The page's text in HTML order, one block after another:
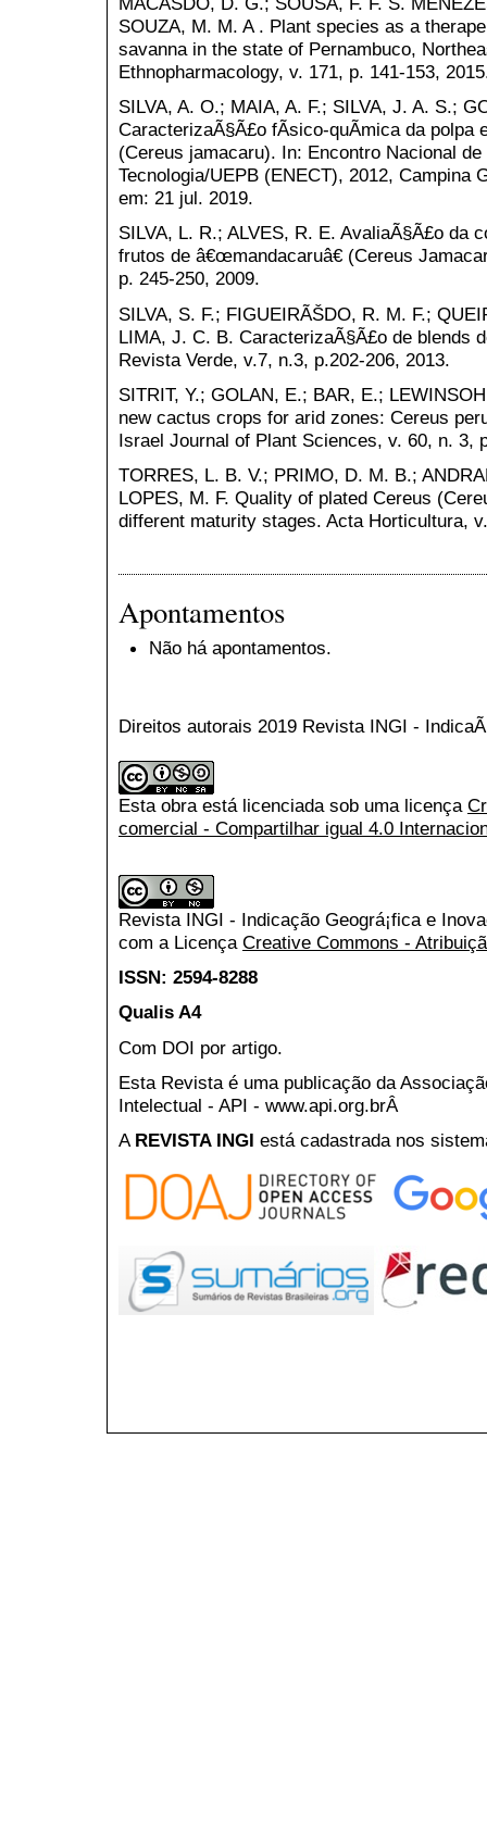
SOUZA, M. M. A . Plant species as a
savanna in the state of Pernambuco,
Ethnopharmacology, v. 171, p. 141-153,
SILVA, A. O.; MAIA, A. F.; SILVA, J. A. S.;
CaracterizaÃ§Ã£o fÃ­sico-quÃ­mica da polpa
(Cereus jamacaru). In: Encontro Nacional de
Tecnologia/UEPB (ENECT), 2012, Campina
em: 21 jul. 2019.
SILVA, L. R.; ALVES, R. E. AvaliaÃ§Ã£o da
frutos de â€œmandacaruâ€ (Cereus
p. 245-250, 2009.
SILVA, S. F.; FIGUEIRÃŠDO, R. M. F.;
LIMA, J. C. B. CaracterizaÃ§Ã£o de blends
Revista Verde, v.7, n.3, p.202-206, 2013.
SITRIT, Y.; GOLAN, E.; BAR, E.;
new cactus crops for arid zones: Cereus
Israel Journal of Plant Sciences, v. 60, n. 3,
TORRES, L. B. V.; PRIMO, D. M. B.;
LOPES, M. F. Quality of plated Cereus
different maturity stages. Acta Horticultura,
Apontamentos
Não há apontamentos.
Direitos autorais 2019 Revista INGI -
Esta obra está licenciada sob uma licença
comercial - Compartilhar igual 4.0
Revista INGI - Indicação Geográ¡fica e
com a Licença Creative Commons -
ISSN: 2594-8288
Qualis A4
Com DOI por artigo.
Esta Revista é uma publicação da
Intelectual - API - www.api.org.brÂ
A REVISTA INGI está cadastrada nos